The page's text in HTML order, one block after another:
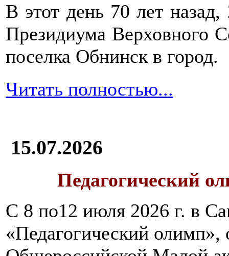
В этот день 70 лет
Президиума Верховного
поселка Обнинск в город.
Читать полностью...
15.07.2026
Педагогический
С 8 по12 июля 2026 г. в
«Педагогический олимп»,